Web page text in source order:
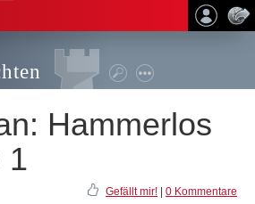
Hammerlos
1
Gefällt mir! 0 Kommentare